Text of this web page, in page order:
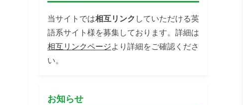
当サイトでは相互リンク していただける英
語系サイト様を募集しております。詳細は
相互リンクページより詳細をご確認くださ
い。
お知らせ